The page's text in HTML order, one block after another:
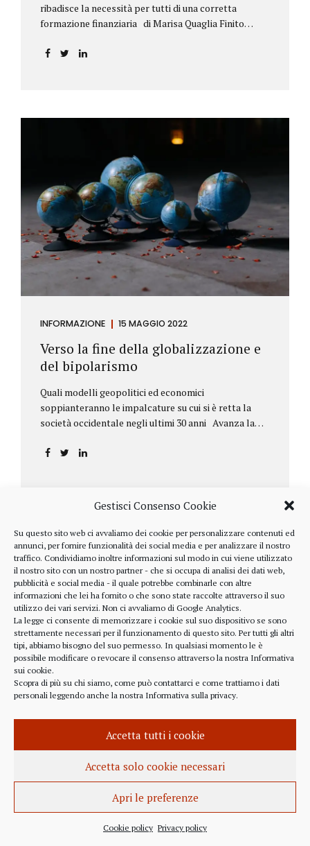
Gestisci Consenso Cookie
Su questo sito web ci avvaliamo dei cookie per personalizzare contenuti ed
annunci, per fornire funzionalità dei social media e per analizzare il nostro
traffico. Condividiamo inoltre informazioni sul modo in cui viene utilizzato
il nostro sito con un nostro partner - che si occupa di analisi dei dati web,
pubblicità e social media - il quale potrebbe combinarle con altre
informazioni che lei ha fornito o che sono state raccolte attraverso il suo
utilizzo dei vari servizi. Non ci avvaliamo di Google Analytics.
La legge ci consente di memorizzare i cookie sul suo dispositivo se sono
strettamente necessari per il funzionamento di questo sito. Per tutti gli altri
tipi, abbiamo bisogno del suo permesso. In qualsiasi momento le è
possibile modificare o revocare il consenso attraverso la nostra Informativa
sui cookie.
Scopra di più su chi siamo, come può contattarci e come trattiamo i dati
personali leggendo anche la nostra Informativa sulla privacy.
Accetta tutti i cookie
Accetta solo cookie necessari
Apri le preferenze
Cookie policy Privacy policy
ribadisce la necessità per tutti di una corretta
formazione finanziaria di Marisa Quaglia Finito
periodo grigio della pandemia da Covid, possiamo
bancario e postale, direttore generale
dell’Accademia di educazione finanziaria presieduta
da Beppe Ghisolfi. Avvocato Rizzo, si sono
registrati cambiamenti sulla percezione della
sicurezza dei propri risparmi? Parto da una
considerazione scientifica. John Ioannidis, noto
professore di medicina, di epidemiologia e...
INFORMAZIONE 15 MAGGIO 2022
Verso la fine della globalizzazione e
del bipolarismo
Quali modelli geopolitici ed economici
soppianteranno le impalcature su cui si è retta la
società occidentale negli ultimi 30 anni Avanza la
aprile ha fatto parecchio discutere il discorso che
una lettera annuale che Fink ha inviato agli
investitori, nella quale fa il punto sulla situazione
geopolitica ed economica globale, accompagnata da
alcune considerazioni sui profitti generati dalle
scelte finanziarie operate dal fondo BlackRock.
Occorre leggere molto attentamente il testo della
lettera
(https://www.blackrock.com/corporate/investor-
relations/larry-fink-chairmans-letter). Fink afferma
chiaramente che...
INFORMAZIONE 27 APRILE 2022
Istanza per l’abrogazione
dell’obbligo vaccinale al Governo
Italiano e alla Commissione Europea
Europea per l’abrogazione della normativa